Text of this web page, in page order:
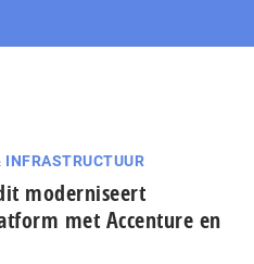
INFRASTRUCTUUR
moderniseert
met Accenture en